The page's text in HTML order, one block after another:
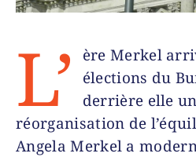
L’
ère Merkel
élections du
derrière elle
réorganisation de
Angela Merkel a